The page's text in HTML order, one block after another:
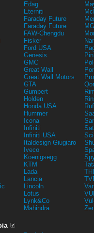
Edag
Eterniti
Faraday Future
Faraday Future
FAW-Chengdu
Fisker
Ford USA
Genesis
GMC
Great Wall
Great Wall Motors
GTA
Gumpert
Holden
Honda USA
Hummer
Icona
Infiniti
Infiniti USA
Italdesign Giugiaro
Iveco
Koenigsegg
KTM
Lada
Lancia
Lincoln
Lotus
Lynk&Co
Mahindra
MG
Ruf